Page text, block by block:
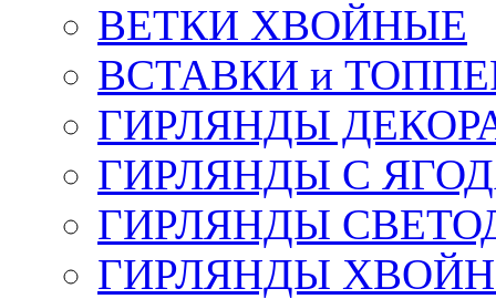
ВЕТКИ ХВОЙНЫЕ
ВСТАВКИ и
ГИРЛЯНДЫ
ГИРЛЯНДЫ С
ГИРЛЯНДЫ
ГИРЛЯНДЫ